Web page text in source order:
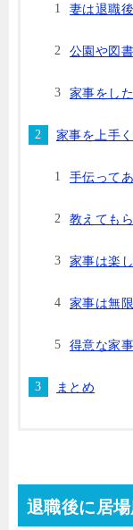
妻は退職
公園や図
家事をし
家事を上手
手伝って
教えても
家事は楽
家事は無
得意な家
まとめ
退職後に居